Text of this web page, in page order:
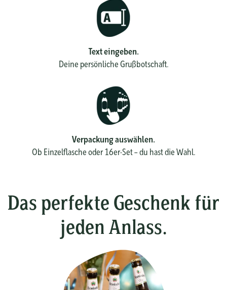
Text eingeben.
Deine persönliche Grußbotschaft.
Verpackung auswählen.
Ob Einzelflasche oder 16er-Set – du hast die Wahl.
Das perfekte Geschenk für
jeden Anlass.